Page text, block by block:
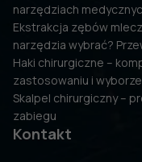
narzędziach
Ekstrakcja zębów
narzędzia wybrać?
Haki chirurgiczne –
zastosowaniu i
Skalpel chirurgiczny –
zabiegu
Kontakt